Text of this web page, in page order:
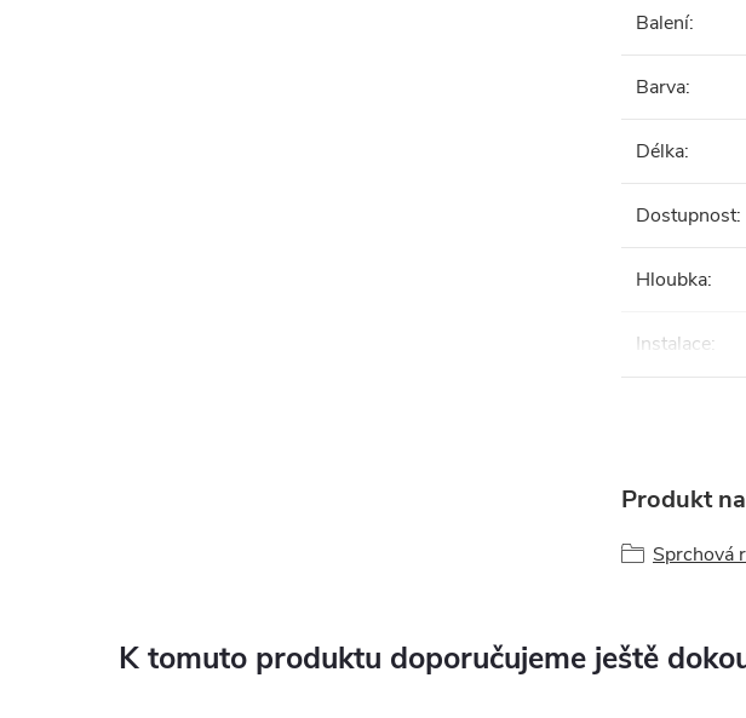
Balení:
Barva:
Délka:
Dostupnost:
Hloubka:
Instalace:
Produkt
Sprchová
K tomuto produktu doporučujeme ještě